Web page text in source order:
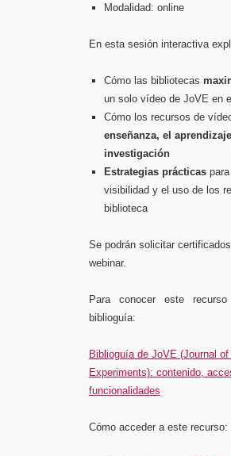
Modalidad: online
En esta sesión interactiva
Cómo las bibliotecas
un solo vídeo de JoVE en
Cómo los recursos de
enseñanza, el
investigación
Estrategias prácticas
visibilidad y el uso de los
biblioteca
Se podrán solicitar
webinar.
Para conocer este
biblioguía:
Biblioguía de JoVE (Journal
Experiments): contenido,
funcionalidades
Cómo acceder a este recurso: